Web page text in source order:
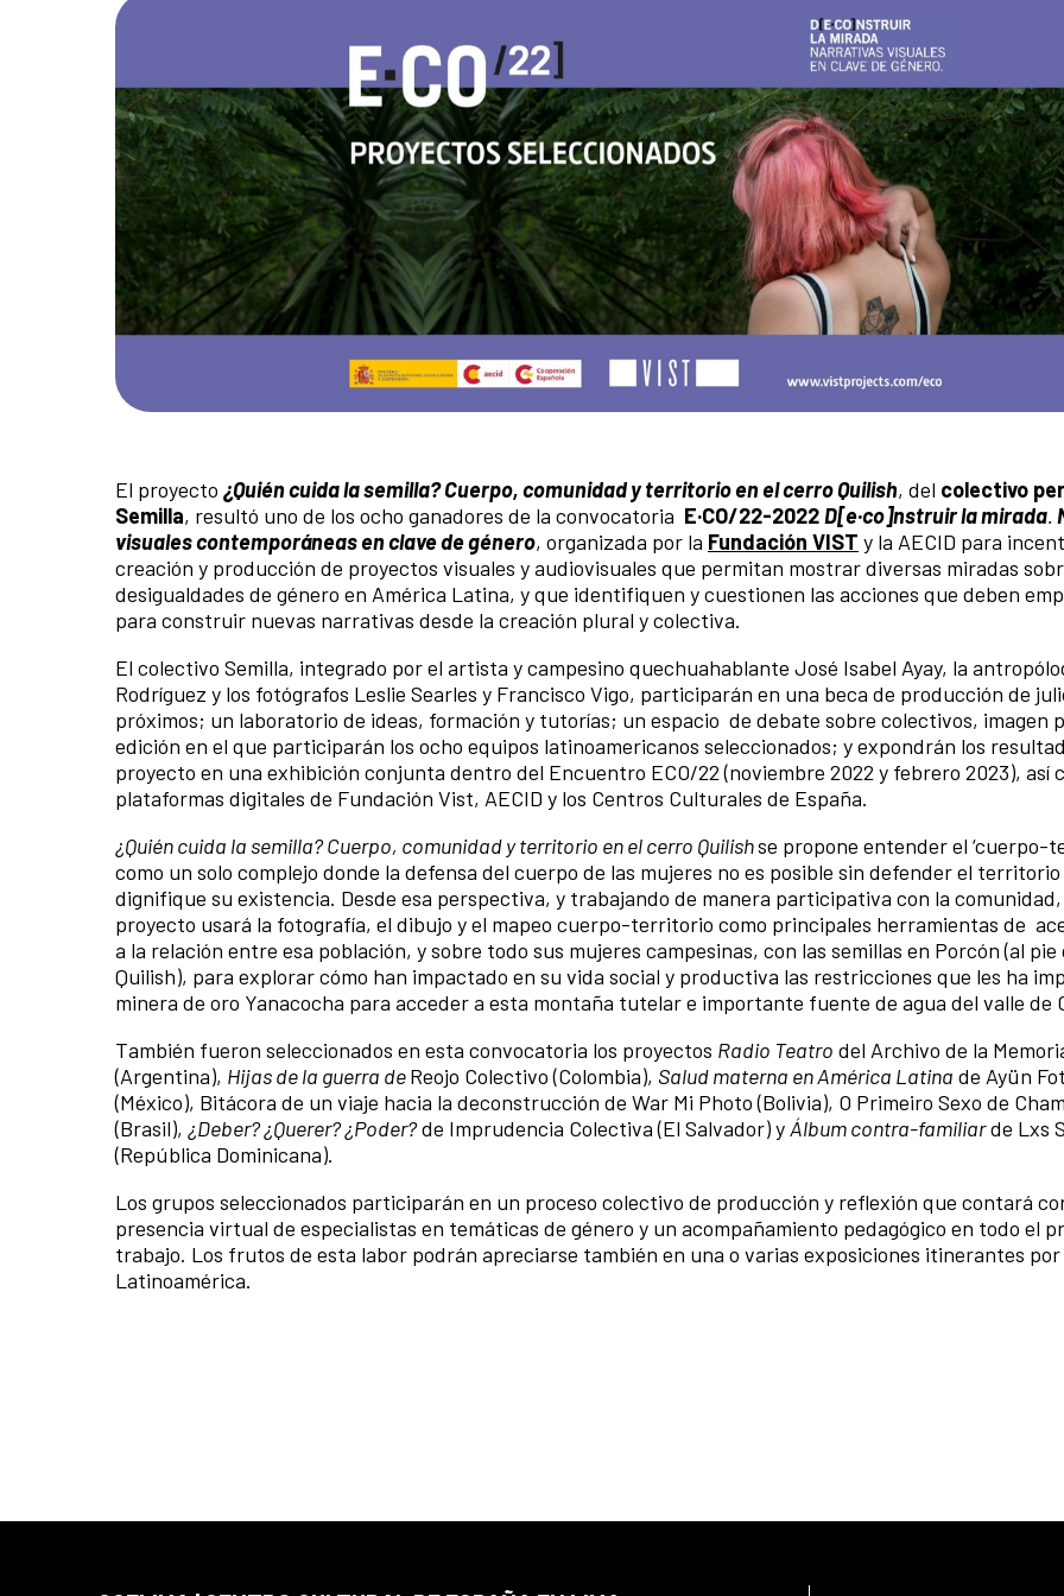
El proyecto ¿Quién cuida la semilla? Cuerpo, comunidad y territorio en el cerro Quilish, del colectivo
Semilla, resultó uno de los ocho ganadores de la convocatoria E·CO/22-2022D[e·co]nstruir la mirada.
visuales contemporáneas en clave de género, organizada por la Fundación VIST y la AECID para
creación y producción de proyectos visuales y audiovisuales que permitan mostrar diversas miradas
desigualdades de género en América Latina, y que identifiquen y cuestionen las acciones que deben
para construir nuevas narrativas desde la creación plural y colectiva.
El colectivo Semilla, integrado por el artista y campesino quechuahablante José Isabel Ayay, la
Rodríguez y los fotógrafos Leslie Searles y Francisco Vigo, participarán en una beca de producción de
próximos; un laboratorio de ideas, formación y tutorías; un espacio de debate sobre colectivos, imagen
edición en el que participarán los ocho equipos latinoamericanos seleccionados; y expondrán los
proyecto en una exhibición conjunta dentro del Encuentro ECO/22 (noviembre 2022 y febrero 2023), así
plataformas digitales de Fundación Vist, AECID y los Centros Culturales de España.
¿Quién cuida la semilla? Cuerpo, comunidad y territorio en el cerro Quilishse propone entender el ‘cuerpo-
como un solo complejo donde la defensa del cuerpo de las mujeres no es posible sin defender el territorio
dignifique su existencia. Desde esa perspectiva, y trabajando de manera participativa con la
proyecto usará la fotografía, el dibujo y el mapeo cuerpo-territorio como principales herramientas de
a la relación entre esa población, y sobre todo sus mujeres campesinas, con las semillas en Porcón (al pie
Quilish), para explorar cómo han impactado en su vida social y productiva las restricciones que les ha
minera de oro Yanacocha para acceder a esta montaña tutelar e importante fuente de agua del valle de
También fueron seleccionados en esta convocatoria los proyectos Radio Teatro del Archivo de la
(Argentina), Hijas de la guerra deReojo Colectivo (Colombia), Salud materna en América Latina de Ayün
(México), Bitácora de un viaje hacia la deconstrucción de War Mi Photo (Bolivia), O Primeiro Sexo de
(Brasil), ¿Deber? ¿Querer? ¿Poder?de Imprudencia Colectiva (El Salvador) yÁlbum contra-familiarde Lxs
(República Dominicana).
Los grupos seleccionados participarán en un proceso colectivo de producción y reflexión que contará
presencia virtual de especialistas en temáticas de género y un acompañamiento pedagógico en todo el
trabajo. Los frutos de esta labor podrán apreciarse también en una o varias exposiciones itinerantes por
Latinoamérica.